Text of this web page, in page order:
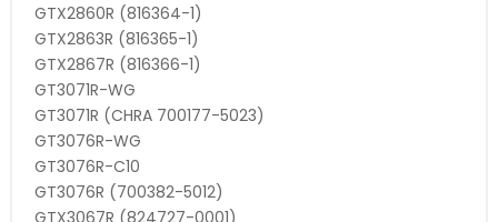
GTX2860R (816364-1)
GTX2863R (816365-1)
GTX2867R (816366-1)
GT3071R-WG
GT3071R (CHRA 700177-5023)
GT3076R-WG
GT3076R-C10
GT3076R (700382-5012)
GTX3067R (824727-0001)